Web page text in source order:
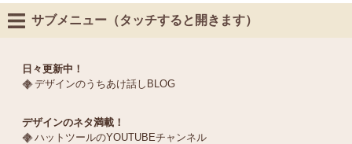
サブメニュー（タッチすると開きます）
日々更新中！
デザインのうちあけ話しBLOG
デザインのネタ満載！
ハットツールのYOUTUBEチャンネル